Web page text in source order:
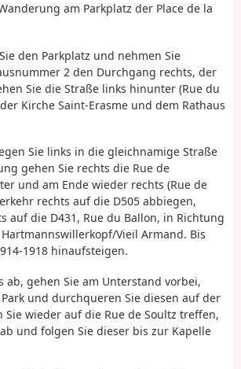
am Parkplatz der Place de la
den Parkplatz und nehmen Sie
2 den Durchgang rechts, der
Sie die Straße links hinunter (Rue du
Kirche Saint-Erasme und dem Rathaus
Sie links in die gleichnamige Straße
gehen Sie rechts die Rue de
und am Ende wieder rechts (Rue de
rechts auf die D505 abbiegen,
auf die D431, Rue du Ballon, in Richtung
Vieil Armand. Bis
1918 hinaufsteigen.
ab, gehen Sie am Unterstand vorbei,
und durchqueren Sie diesen auf der
Sie wieder auf die Rue de Soultz treffen,
und folgen Sie dieser bis zur Kapelle